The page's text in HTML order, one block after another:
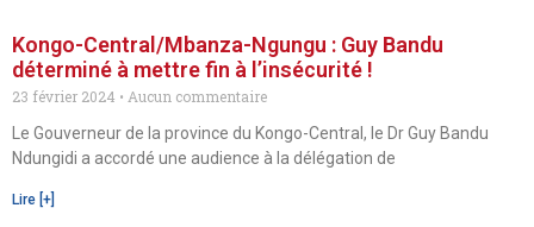
Kongo-Central/Mbanza-Ngungu : Guy Bandu
déterminé à mettre fin à l’insécurité !
23 février 2024
Aucun commentaire
Le Gouverneur de la province du Kongo-Central, le Dr Guy Bandu
Ndungidi a accordé une audience à la délégation de
Lire [+]